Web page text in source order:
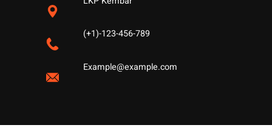
(+1)-123-456-789
Example@example.com